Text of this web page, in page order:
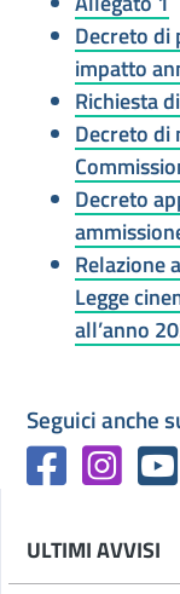
Decreto di
impatto
Richiesta
Decreto di
Decreto
Relazione
Legge
all’anno
Seguici anche
ULTIMI AVVISI